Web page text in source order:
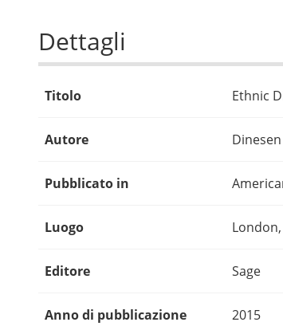
Dettagli
Titolo Ethnic
Autore
Pubblicato in
Luogo
Editore Sage
Anno di pubblicazione 2015